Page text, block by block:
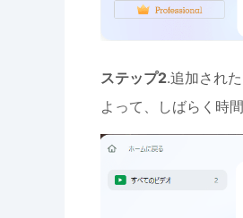
ステップ2.追加され
よって、しばらく時